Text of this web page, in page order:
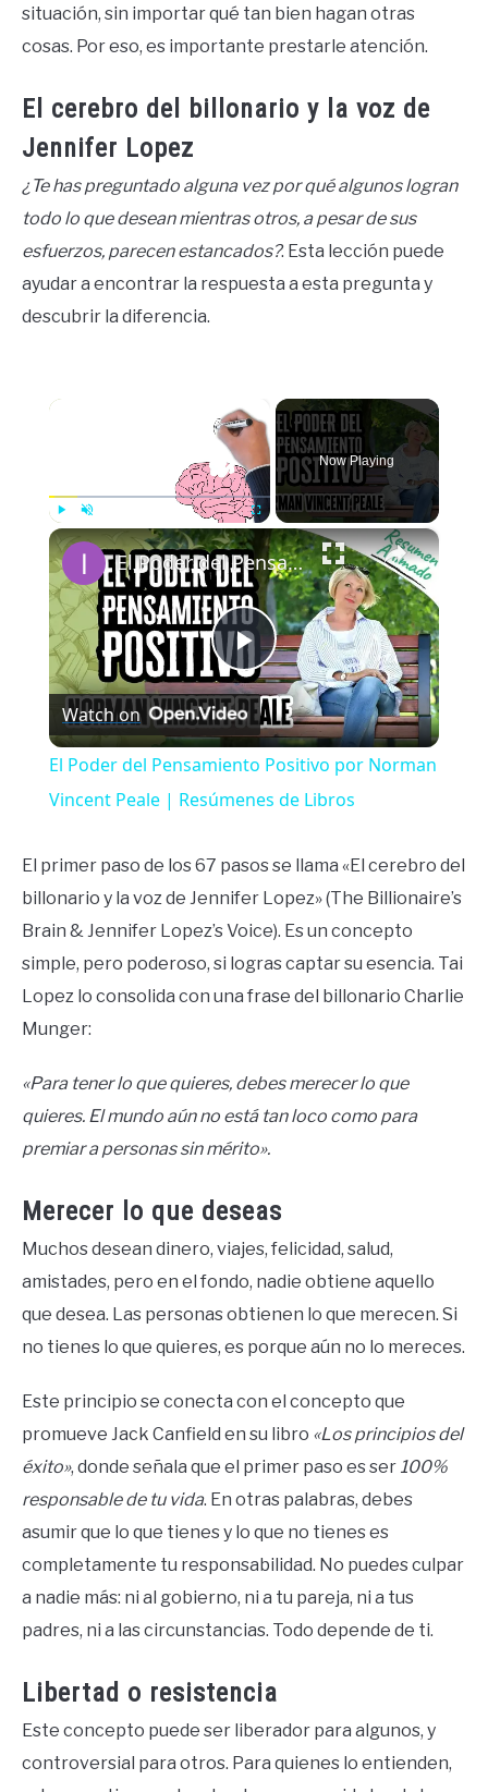
situación, sin importar qué tan bien hagan otras
cosas. Por eso, es importante prestarle atención.
El cerebro del billonario y la voz de
Jennifer Lopez
¿Te has preguntado alguna vez por qué algunos logran
todo lo que desean mientras otros, a pesar de sus
esfuerzos, parecen estancados?. Esta lección puede
ayudar a encontrar la respuesta a esta pregunta y
descubrir la diferencia.
Unmute Fullscreen
Now Playing
×
Play
Video
El Poder del Pensamiento Positivo por Norman Vincent Peale | Resúmenes de Libros
Watch on
El Poder del Pensamiento Positivo por Norman
Vincent Peale | Resúmenes de Libros
El primer paso de los 67 pasos se llama «El cerebro del
billonario y la voz de Jennifer Lopez» (The Billionaire’s
Brain & Jennifer Lopez’s Voice). Es un concepto
simple, pero poderoso, si logras captar su esencia. Tai
Lopez lo consolida con una frase del billonario Charlie
Munger:
«Para tener lo que quieres, debes merecer lo que
quieres. El mundo aún no está tan loco como para
premiar a personas sin mérito».
Merecer lo que deseas
Muchos desean dinero, viajes, felicidad, salud,
amistades, pero en el fondo, nadie obtiene aquello
que desea. Las personas obtienen lo que merecen. Si
no tienes lo que quieres, es porque aún no lo mereces.
Este principio se conecta con el concepto que
promueve Jack Canfield en su libro «Los principios del
éxito», donde señala que el primer paso es ser 100%
responsable de tu vida. En otras palabras, debes
asumir que lo que tienes y lo que no tienes es
completamente tu responsabilidad. No puedes culpar
a nadie más: ni al gobierno, ni a tu pareja, ni a tus
padres, ni a las circunstancias. Todo depende de ti.
Libertad o resistencia
Este concepto puede ser liberador para algunos, y
controversial para otros. Para quienes lo entienden,